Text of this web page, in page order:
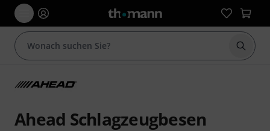
Suche
Ahead Schlagzeugbesen